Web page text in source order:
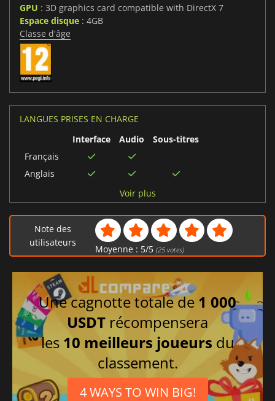
GPU : 3D graphics card compatible with DirectX 7
Espace disque : 4GB
Classe d'âge
LANGUES PRISES EN CHARGE
Interface
Audio
Sous-titres
Français
Anglais
Voir plus
Note des
utilisateurs
Moyenne : 5/5 (25votes)
Une cagnotte totale de 1 000
USDT récompensera
les 10 meilleurs joueurs du
classement.
4 WAYS TO WIN BIG!